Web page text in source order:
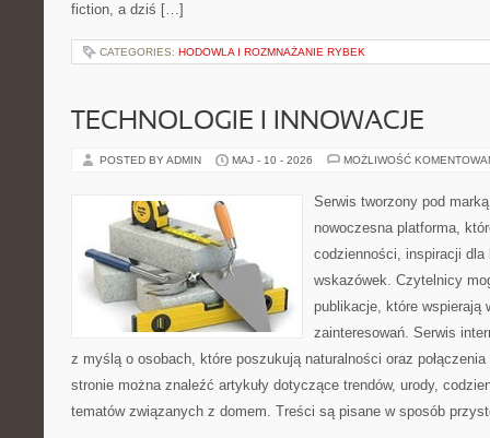
fiction, a dziś […]
CATEGORIES: HODOWLA I ROZMNAŻANIE RYBEK
TECHNOLOGIE I INNOWACJE
POSTED BY ADMIN MAJ - 10 - 2026 MOŻLIWOŚĆ
Serwis tworzony pod
nowoczesna platforma,
codzienności, inspiracji
wskazówek. Czytelnicy
publikacje, które wspierają
zainteresowań. Serwis
z myślą o osobach, które poszukują naturalności oraz
stronie można znaleźć artykuły dotyczące trendów, urody,
tematów związanych z domem. Treści są pisane w sposób